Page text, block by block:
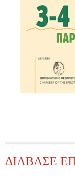
ΔΙΑΒΑΣΕ